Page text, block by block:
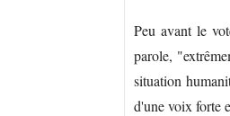
Peu avant le
parole,
situation
d'une voix forte